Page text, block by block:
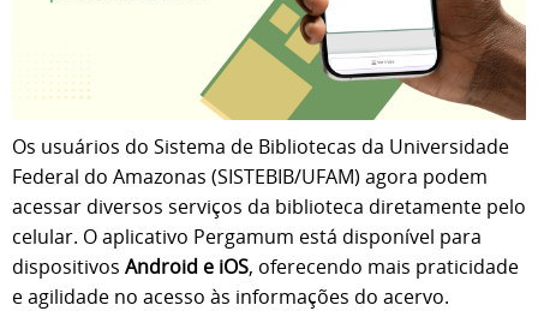
Os usuários do Sistema de Bibliotecas da Universidade
Federal do Amazonas (SISTEBIB/UFAM) agora podem
acessar diversos serviços da biblioteca diretamente pelo
celular. O aplicativo Pergamum está disponível para
dispositivos Android e iOS, oferecendo mais praticidade
e agilidade no acesso às informações do acervo.